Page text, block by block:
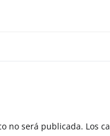
no será publicada. Los